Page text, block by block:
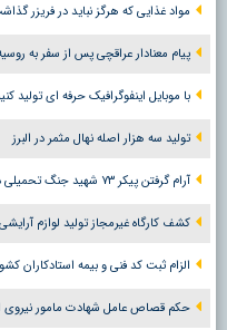
مواد غذایی که هرگز نباید در فریزر
پیام معنادار عراقچی پس از سفر به
با موبایل اینفوگرافیک حرفه ای تولید
تولید سه هزار اصله نهال مثمر در البرز
آرام گرفتن پیکر ۷۳ شهید جنگ تحمیلی در جوار امامزادگان استان البرز
کشف کارگاه غیرمجاز تولید لوازم
الزام ثبت کد فنی و بیمه استادکاران
حکم قصاص عامل شهادت مامور نیروی